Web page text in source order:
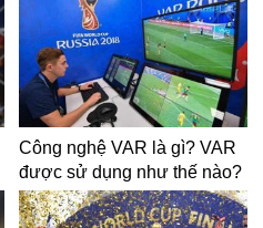
Công nghệ VAR là gì? VAR
được sử dụng như thế nào?